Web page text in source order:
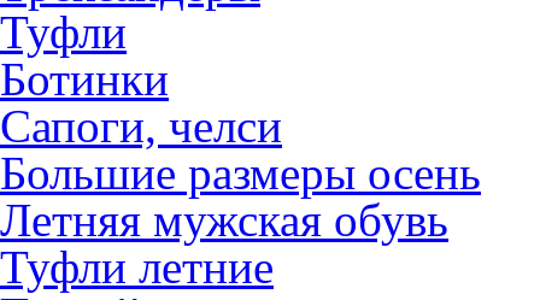
Туфли
Ботинки
Сапоги, челси
Большие размеры осень
Летняя мужская обувь
Туфли летние